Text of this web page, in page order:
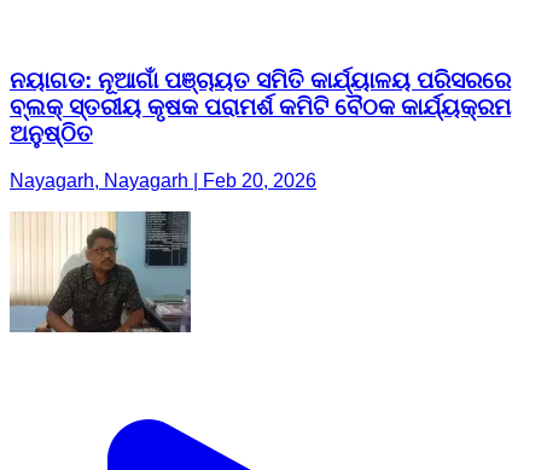
ନୟାଗଡ: ନୂଆଗାଁ ପଞ୍ଚାୟତ ସମିତି କାର୍ଯ୍ୟାଳୟ ପରିସରରେ
ବ୍ଲକ୍ ସ୍ତରୀୟ କୃଷକ ପରାମର୍ଶ କମିଟି ବୈଠକ କାର୍ଯ୍ୟକ୍ରମ
ଅନୁଷ୍ଠିତ
Nayagarh, Nayagarh | Feb 20, 2026